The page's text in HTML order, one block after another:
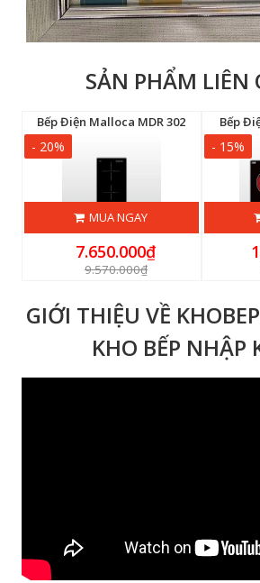
SẢN PHẨM LIÊN
Bếp Điện Malloca MDR 302
- 20%
MUA NGAY
7.650.000₫
9.570.000₫
Bếp
- 15%
GIỚI THIỆU VỀ
KHO BẾP NHẬP